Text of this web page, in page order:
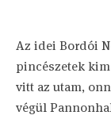
Az idei Bordói
pincészetek
vitt az utam,
végül